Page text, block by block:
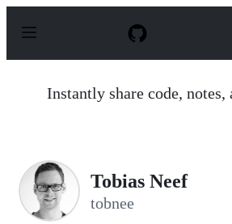
p
Instantly share code, notes,
Tobias Neef
tobnee